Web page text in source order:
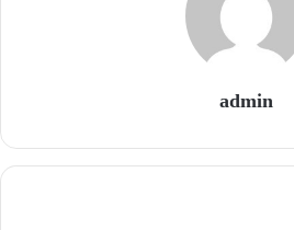
admin